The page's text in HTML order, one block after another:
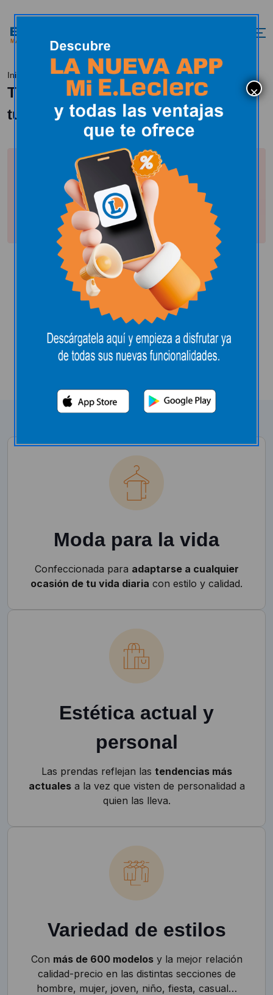
Inicio Tissaia, toda la moda al alcance de tu mano
Tissaia, toda la moda al alcance de
tu mano
Nuestras marcas
La moda que va contigo y
tu estilo de vida
Moda para la vida
Confeccionada para adaptarse a cualquier
ocasión de tu vida diaria con estilo y calidad.
Estética actual y
personal
Las prendas reflejan las tendencias más
actualesa la vez que visten de personalidad a
quien las lleva.
Variedad de estilos
Con más de 600 modelosy la mejor relación
calidad-precio en las distintas secciones de
hombre, mujer, joven, niño, fiesta, casual…